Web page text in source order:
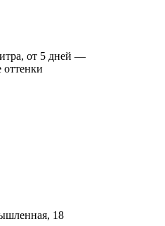
от 5 дней —
оттенки
18